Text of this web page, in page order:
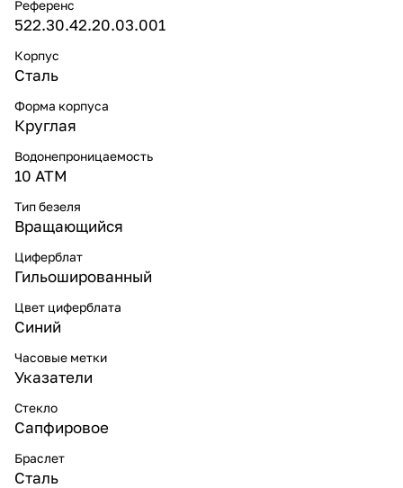
Референс
522.30.42.20.03.001
Корпус
Сталь
Форма корпуса
Круглая
Водонепроницаемость
10 ATM
Тип безеля
Вращающийся
Циферблат
Гильошированный
Цвет циферблата
Синий
Часовые метки
Указатели
Стекло
Сапфировое
Браслет
Сталь